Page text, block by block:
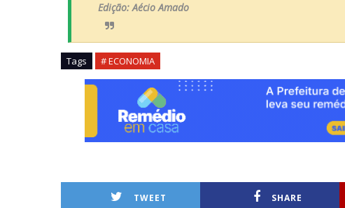
Edição: Aécio Amado
Tags # ECONOMIA
TWEET SHARE